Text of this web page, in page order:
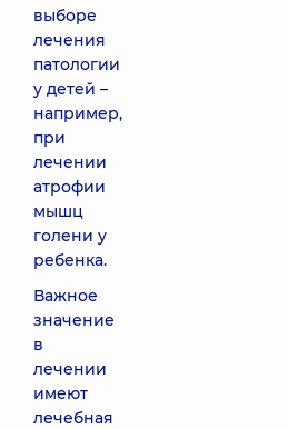
выборе
лечения
патологии
у детей –
например,
при
лечении
атрофии
мышц
голени у
ребенка.
Важное
значение
в
лечении
имеют
лечебная